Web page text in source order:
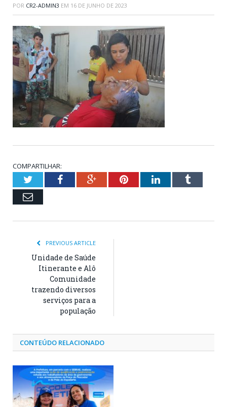
POR CR2-ADMIN3 EM 16 DE JUNHO DE 2023
COMPARTILHAR:
TwitterFacebookGoogle+PinterestLinkedInTumblr
Email
PREVIOUS ARTICLE
Unidade de Saúde
Itinerante e Alô
Comunidade
trazendo diversos
serviços para a
população
CONTEÚDO RELACIONADO